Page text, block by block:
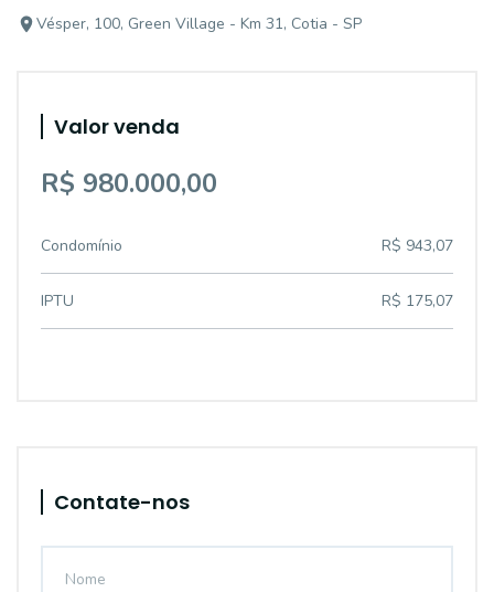
Vésper, 100, Green Village - Km 31, Cotia - SP
Valor venda
R$ 980.000,00
Condomínio R$ 943,07
IPTU R$ 175,07
Contate-nos